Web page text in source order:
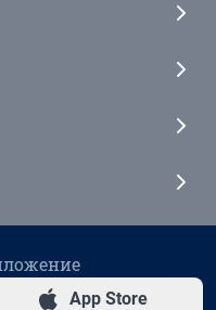
App Store